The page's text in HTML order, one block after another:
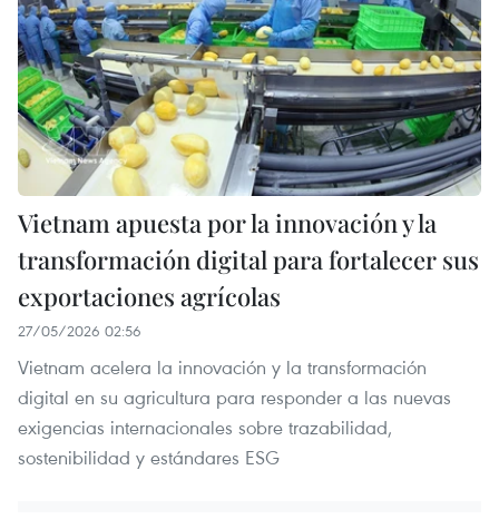
Vietnam apuesta por la innovación y la
transformación digital para fortalecer sus
exportaciones agrícolas
27/05/2026 02:56
Vietnam acelera la innovación y la transformación
digital en su agricultura para responder a las nuevas
exigencias internacionales sobre trazabilidad,
sostenibilidad y estándares ESG